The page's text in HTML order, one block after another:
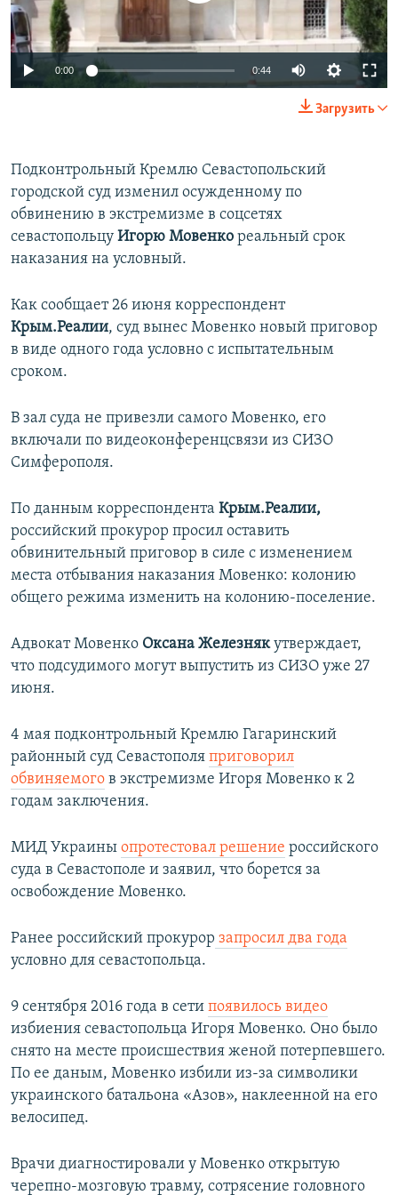
ПОБЕДИТЕЛЕЙ НЕ СУДЯТ?
КРЫМ.НЕПОКОРЕННЫЙ
ПРИСОЕДИНЯЙТЕСЬ!
0:00 0:44
Загрузить
Подконтрольный Кремлю Севастопольский
городской суд изменил осужденному по
обвинению в экстремизме в соцсетях
севастопольцу Игорю Мовенко реальный срок
наказания на условный.
Как сообщает 26 июня корреспондент
Крым.Реалии, суд вынес Мовенко новый приговор
в виде одного года условно с испытательным
сроком.
В зал суда не привезли самого Мовенко, его
включали по видеоконференцсвязи из СИЗО
Симферополя.
По данным корреспондента Крым.Реалии,
российский прокурор просил оставить
обвинительный приговор в силе с изменением
места отбывания наказания Мовенко: колонию
общего режима изменить на колонию-поселение.
Адвокат Мовенко Оксана Железнякутверждает,
что подсудимого могут выпустить из СИЗО уже 27
июня.
4 мая подконтрольный Кремлю Гагаринский
районный суд Севастополя приговорил
обвиняемого в экстремизме Игоря Мовенко к 2
годам заключения.
МИД Украины опротестовал решение российского
суда в Севастополе и заявил, что борется за
освобождение Мовенко.
Ранее российский прокурор запросил два года
условно для севастопольца.
9 сентября 2016 года в сети появилось видео
избиения севастопольца Игоря Мовенко. Оно было
снято на месте происшествия женой потерпевшего.
По ее даным, Мовенко избили из-за символики
украинского батальона «Азов», наклеенной на его
велосипед.
Врачи диагностировали у Мовенко открытую
черепно-мозговую травму, сотрясение головного